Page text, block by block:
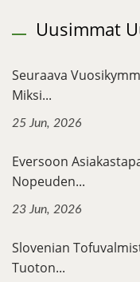
Uusimmat
Seuraava
Miksi...
25 Jun, 2026
Eversoon
Nopeuden...
23 Jun, 2026
Slovenian
Tuoton...